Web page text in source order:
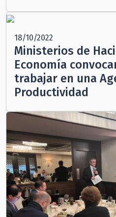
18/10/2022
Ministerios de
Economía
trabajar en una
Productividad